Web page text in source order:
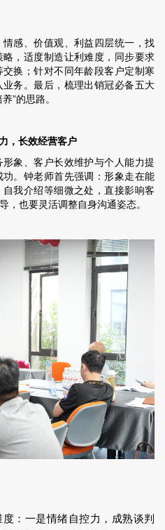
感、价值观、利益四层统一，找
，适度制造让利难度，同步要求
换；针对不同年龄段客户定制寒
务。最后，梳理出销冠必备五大
”的思路。
，长效经营客户
象、客户长效维护与个人能力提
。钟老师首先强调：形象走在能
我介绍等细微之处，直接影响客
，也要灵活调整自身沟通姿态。
：一是情绪自控力，成熟谈判